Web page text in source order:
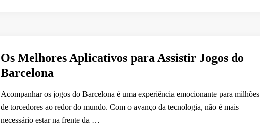
Os Melhores Aplicativos para Assistir Jogos do
Barcelona
Acompanhar os jogos do Barcelona é uma experiência emocionante para milhões
de torcedores ao redor do mundo. Com o avanço da tecnologia, não é mais
necessário estar na frente da …